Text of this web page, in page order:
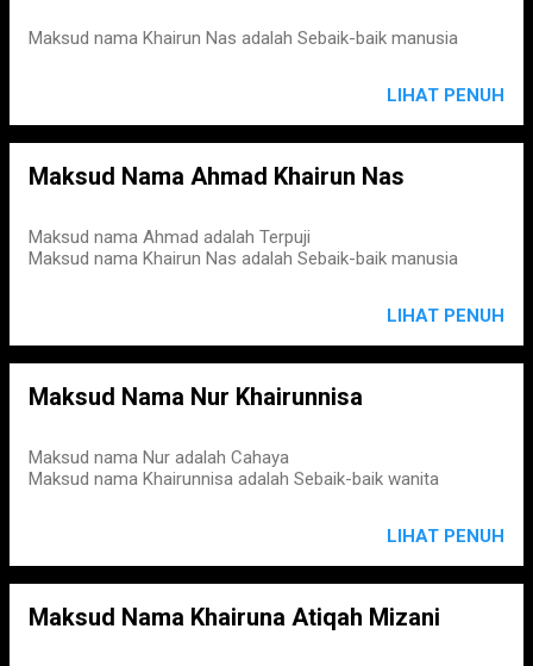
Maksud nama Khairun Nas adalah Sebaik-baik manusia
LIHAT PENUH
Maksud Nama Ahmad Khairun Nas
Maksud nama Ahmad adalah Terpuji
Maksud nama Khairun Nas adalah Sebaik-baik manusia
LIHAT PENUH
Maksud Nama Nur Khairunnisa
Maksud nama Nur adalah Cahaya
Maksud nama Khairunnisa adalah Sebaik-baik wanita
LIHAT PENUH
Maksud Nama Khairuna Atiqah Mizani